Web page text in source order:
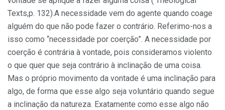
Texts,p. 132).A necessidade vem do agente quando coage
alguém do que não pode fazer o contrário. Referimo-nos a
isso como “necessidade por coerção”. A necessidade por
coerção é contrária à vontade, pois consideramos violento
o que quer que seja contrário à inclinação de uma coisa.
Mas o próprio movimento da vontade é uma inclinação para
algo, de forma que esse algo seja voluntário quando segue
a inclinação da natureza. Exatamente como esse algo não